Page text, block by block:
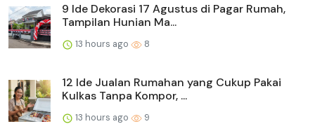
9 Ide Dekorasi 17 Agustus di Pagar Rumah,
Tampilan Hunian Ma...
13 hours ago 8
12 Ide Jualan Rumahan yang Cukup Pakai
Kulkas Tanpa Kompor, ...
13 hours ago 9